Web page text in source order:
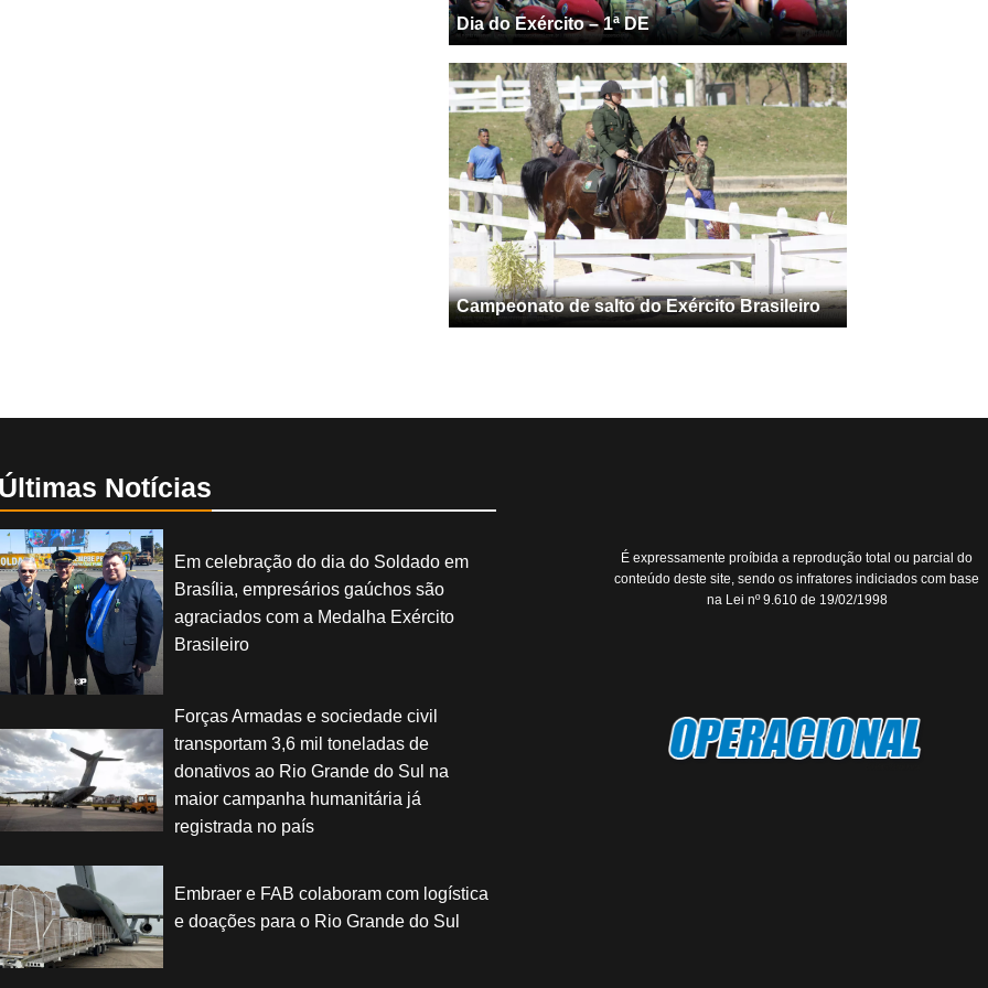
Dia do Exército – 1ª DE
Campeonato de salto do Exército Brasileiro
Últimas Notícias
Em celebração do dia do Soldado em
Brasília, empresários gaúchos são
agraciados com a Medalha Exército
Brasileiro
Forças Armadas e sociedade civil
transportam 3,6 mil toneladas de
donativos ao Rio Grande do Sul na
maior campanha humanitária já
registrada no país
Embraer e FAB colaboram com logística
e doações para o Rio Grande do Sul
É expressamente proíbida a reprodução total ou parcial do
conteúdo deste site, sendo os infratores indiciados com base
na Lei nº 9.610 de 19/02/1998